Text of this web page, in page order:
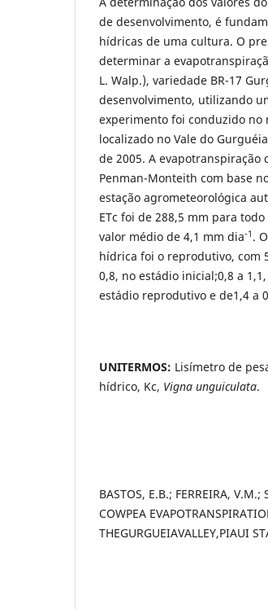
de desenvolvimento, é
hídricas de uma cultura. O
determinar a
L. Walp.), variedade BR-17
desenvolvimento, utilizando
experimento foi conduzido no
localizado no Vale do
de 2005. A
Penman-Monteith com base
estação agrometeorológica
ETc foi de 288,5 mm para
valor médio de 4,1 mm dia-1 .
hídrica foi o reprodutivo, com
0,8, no estádio inicial;0,8 a
estádio reprodutivo e de1,4 a
UNITERMOS: Lisímetro de
hídrico, Kc, Vigna unguiculata.
BASTOS, E.B.; FERREIRA,
COWPEA
THEGURGUEIAVALLEY,PIAUI